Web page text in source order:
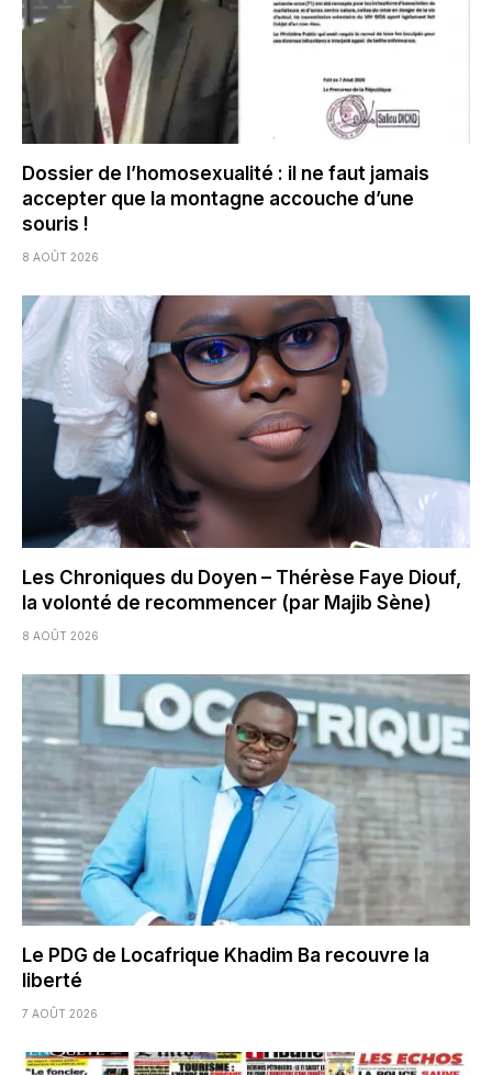
Dossier de l’homosexualité : il ne faut jamais
accepter que la montagne accouche d’une
souris !
8 AOÛT 2026
Les Chroniques du Doyen – Thérèse Faye Diouf,
la volonté de recommencer (par Majib Sène)
8 AOÛT 2026
Le PDG de Locafrique Khadim Ba recouvre la
liberté
7 AOÛT 2026